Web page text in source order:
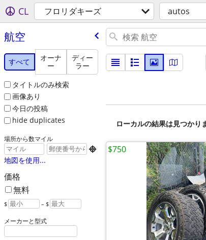
CL フロリダキーズ autos
航空
すべて
オーナ
ー
ディー
ラー
タイトルのみ検索
画像あり
今日の投稿
hide duplicates
場所から数マイル

地図を使用...
価格
無料
$ – $
メーカーと型式
ローカルの結果は見つかり
$750